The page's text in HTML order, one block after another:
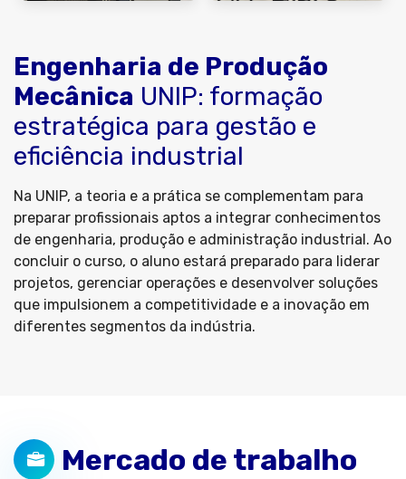
Engenharia de Produção
Mecânica UNIP: formação
estratégica para gestão e
eficiência industrial
Na UNIP, a teoria e a prática se complementam para
preparar profissionais aptos a integrar conhecimentos
de engenharia, produção e administração industrial. Ao
concluir o curso, o aluno estará preparado para liderar
projetos, gerenciar operações e desenvolver soluções
que impulsionem a competitividade e a inovação em
diferentes segmentos da indústria.
Mercado de trabalho